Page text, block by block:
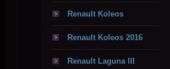
Renault Koleos
Renault Koleos 2016
Renault Laguna III